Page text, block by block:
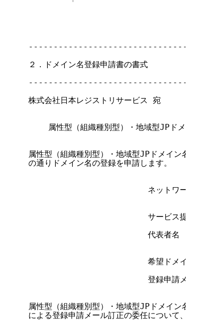
２．ドメイン名登録申請書の書式
株式会社日本レジストリサービス 宛
属性型（組織種別型）・地域型JPドメイン名登
属性型（組織種別型）・地域型JPドメイン名登録等
の通りドメイン名の登録を申請します。
ネットワークサービ
                        サービス提供者名
代表者名
                        希望ドメイン名
登録申請メール受領
属性型（組織種別型）・地域型JPドメイン名登録等
による登録申請メール訂正の委任について、以下の仲